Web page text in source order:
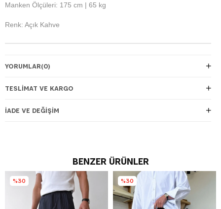
Manken Ölçüleri: 175 cm | 65 kg
Renk: Açık Kahve
YORUMLAR(0)
TESLIMAT VE KARGO
İADE VE DEĞIŞIM
BENZER ÜRÜNLER
%30 %30